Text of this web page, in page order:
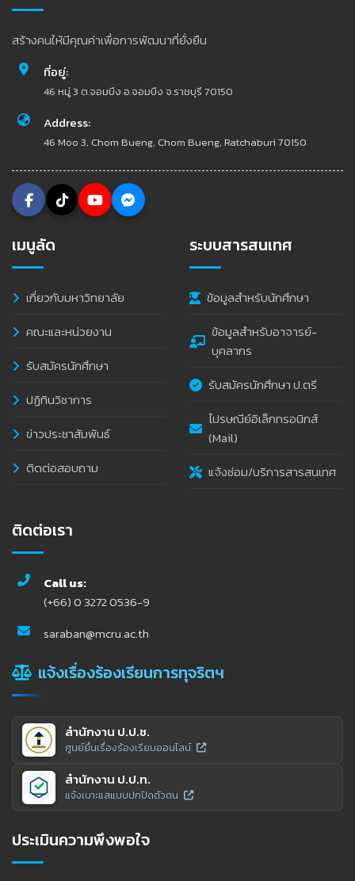
สร้างคนให้มีคุณค่าเพื่อการพัฒนาที่ยั่งยืน
ที่อยู่:
46 หมู่ 3 ต.จอมบึง อ.จอมบึง จ.ราชบุรี 70150
Address:
46 Moo 3, Chom Bueng, Chom Bueng, Ratchaburi 70150
เมนูลัด
เกี่ยวกับมหาวิทยาลัย
คณะและหน่วยงาน
รับสมัครนักศึกษา
ปฏิทินวิชาการ
ข่าวประชาสัมพันธ์
ติดต่อสอบถาม
ระบบสารสนเทศ
ข้อมูลสำหรับนักศึกษา
ข้อมูลสำหรับอาจารย์-
บุคลากร
รับสมัครนักศึกษา ป.ตรี
ไปรษณีย์อิเล็กทรอนิกส์
(Mail)
แจ้งซ่อม/บริการสารสนเทศ
ติดต่อเรา
Call us:
(+66) 0 3272 0536-9
saraban@mcru.ac.th
แจ้งเรื่องร้องเรียนการทุจริตฯ
สำนักงาน ป.ป.ช.
ศูนย์ยื่นเรื่องร้องเรียนออนไลน์
สำนักงาน ป.ป.ท.
แจ้งเบาะแสแบบปกปิดตัวตน
ประเมินความพึงพอใจ